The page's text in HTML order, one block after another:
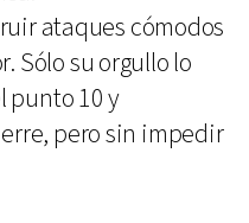
ataques cómodos
Sólo su orgullo lo
punto 10 y
pero sin impedir